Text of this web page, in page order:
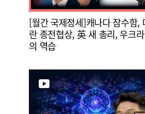
[월간 국제정세]캐나다 잠수함,
란 종전협상, 英 새 총리, 우크
의 역습